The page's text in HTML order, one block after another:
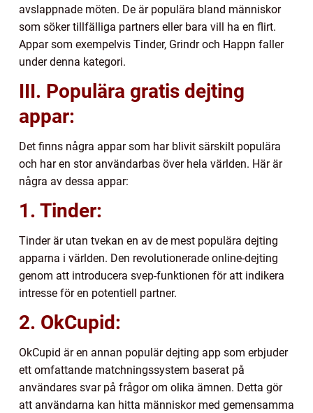
avslappnade möten. De är populära bland människor
som söker tillfälliga partners eller bara vill ha en flirt.
Appar som exempelvis Tinder, Grindr och Happn faller
under denna kategori.
III. Populära gratis dejting
appar:
Det finns några appar som har blivit särskilt populära
och har en stor användarbas över hela världen. Här är
några av dessa appar:
1. Tinder:
Tinder är utan tvekan en av de mest populära dejting
apparna i världen. Den revolutionerade online-dejting
genom att introducera svep-funktionen för att indikera
intresse för en potentiell partner.
2. OkCupid:
OkCupid är en annan populär dejting app som erbjuder
ett omfattande matchningssystem baserat på
användares svar på frågor om olika ämnen. Detta gör
att användarna kan hitta människor med gemensamma